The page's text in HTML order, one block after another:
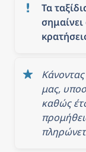
Τα
σημαίνει
μας,
καθώς